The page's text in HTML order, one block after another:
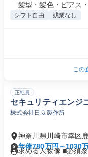
髪型・髪色・ピアス・
シフト自由 残業なし
この
正社員
セキュリティエンジ
株式会社日立製作所
神奈川県川崎市幸区
年俸780万円～1030
求める人物像 ■必須